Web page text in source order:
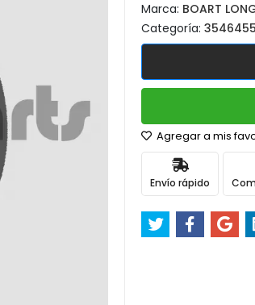
Marca: BOART
Categoría:
Agregar a mis
Envío rápido